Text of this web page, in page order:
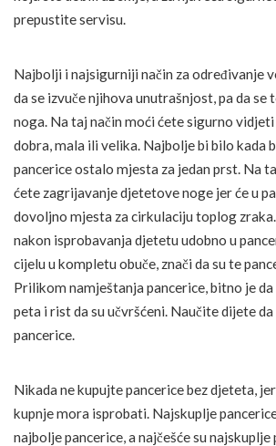
prepustite servisu.
Najbolji i najsigurniji način za određivanje
da se izvuče njihova unutrašnjost, pa da se
noga. Na taj način moći ćete sigurno vidjeti
dobra, mala ili velika. Najbolje bi bilo kada
pancerice ostalo mjesta za jedan prst. Na
ćete zagrijavanje djetetove noge jer će u
dovoljno mjesta za cirkulaciju toplog
nakon isprobavanja djetetu udobno u
cijelu u kompletu obuče, znači da su te
Prilikom namještanja pancerice, bitno je
peta i rist da su učvršćeni. Naučite dijete
pancerice.
Nikada ne kupujte pancerice bez djeteta,
kupnje mora isprobati. Najskuplje
najbolje pancerice, a najčešće su najskuplje